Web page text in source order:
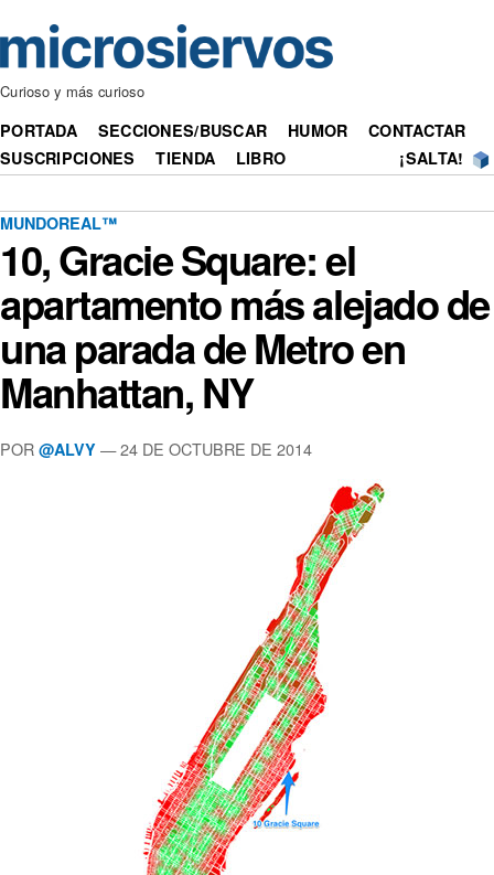
Curioso y más curioso
PORTADA SECCIONES/BUSCAR HUMOR
CONTACTAR
SUSCRIPCIONES
TIENDA LIBRO ¡SALTA!
MUNDOREAL™
10, Gracie Square: el
apartamento más alejado de
una parada de Metro en
Manhattan, NY
POR @ALVY — 24 DE OCTUBRE DE 2014